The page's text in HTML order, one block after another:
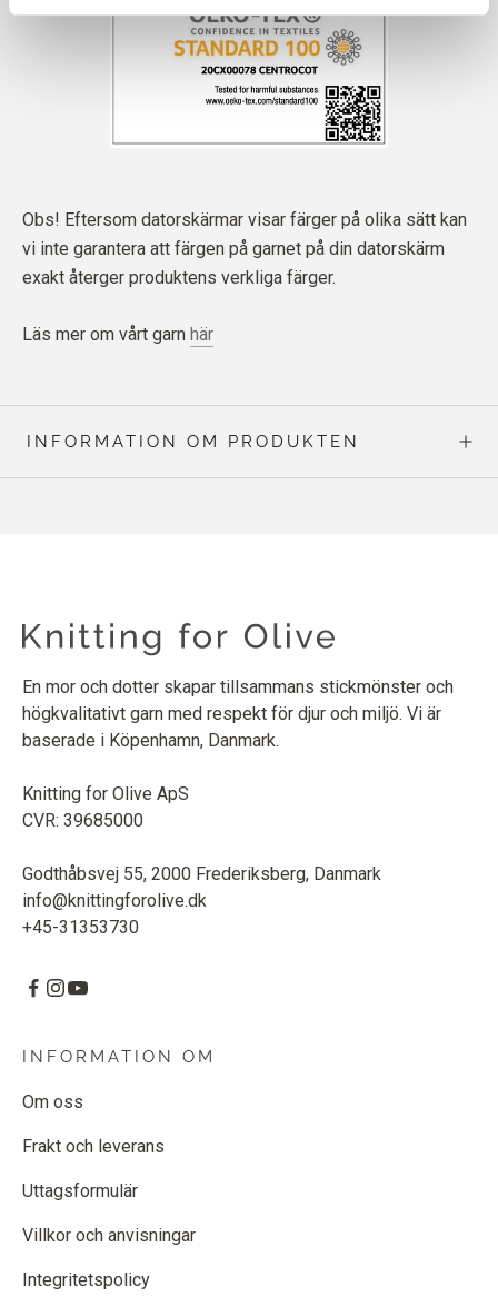
Obs! Eftersom datorskärmar visar färger på olika sätt kan
vi inte garantera att färgen på garnet på din datorskärm
exakt återger produktens verkliga färger.
Läs mer om vårt garn här
INFORMATION OM PRODUKTEN
En mor och dotter skapar tillsammans stickmönster och
högkvalitativt garn med respekt för djur och miljö. Vi är
baserade i Köpenhamn, Danmark.
Knitting for Olive ApS
CVR: 39685000
Godthåbsvej 55, 2000 Frederiksberg, Danmark
info@knittingforolive.dk
+45-31353730
INFORMATION OM
Om oss
Frakt och leverans
Uttagsformulär
Villkor och anvisningar
Integritetspolicy